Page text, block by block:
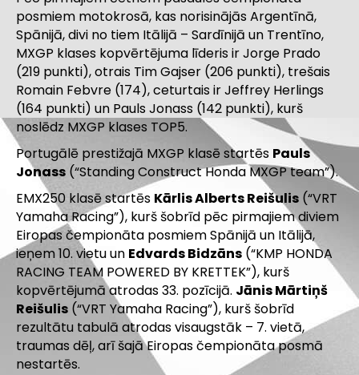
posmiem motokrosā, kas norisinājās Argentīnā,
Spānijā, divi no tiem Itālijā – Sardīnijā un Trentīno,
MXGP klases kopvērtējuma līderis ir Jorge Prado
(219 punkti), otrais Tim Gajser (206 punkti), trešais
Romain Febvre (174), ceturtais ir Jeffrey Herlings
(164 punkti) un Pauls Jonass (142 punkti), kurš
noslēdz MXGP klases TOP5.
Portugālē prestižajā MXGP klasē startēs Pauls
Jonass (“Standing Construct Honda MXGP team”).
EMX250 klasē startēs Kārlis Alberts Reišulis (“VRT
Yamaha Racing”), kurš šobrīd pēc pirmajiem diviem
Eiropas čempionāta posmiem Spānijā un Itālijā,
ieņem 10. vietu un Edvards Bidzāns (“KMP HONDA
RACING TEAM POWERED BY KRETTEK”), kurš
kopvērtējumā atrodas 33. pozīcijā. Jānis Mārtiņš
Reišulis (“VRT Yamaha Racing”), kurš šobrīd
rezultātu tabulā atrodas visaugstāk – 7. vietā,
traumas dēļ, arī šajā Eiropas čempionāta posmā
nestartēs.